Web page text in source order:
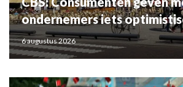
ondernemers iets
6 augustus 2026